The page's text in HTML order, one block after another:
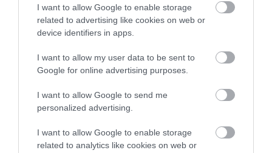
I want to allow Google to enable storage
related to advertising like cookies on web or
device identifiers in apps.
I want to allow my user data to be sent to
Google for online advertising purposes.
I want to allow Google to send me
personalized advertising.
I want to allow Google to enable storage
related to analytics like cookies on web or
Ágnes Maleczki-Rosenthal
2020. Július 19.
Német férjem szerint ,itt ette a
Magyarországon(pedig evett
már egy pár helyen)!Hatalmas
adagok,gyors és udvarias
kiszolgálás, csak ajánlani
Jelentés